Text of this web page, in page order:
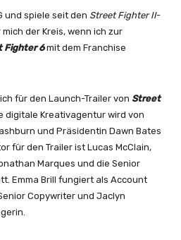
und spiele seit den Street Fighter II-
der Kreis, wenn ich zur
Fighter 6mit dem Franchise
für den Launch-Trailer von Street
digitale Kreativagentur wird von
und Präsidentin Dawn Bates
für den Trailer ist Lucas McClain,
Marques und die Senior
Emma Brill fungiert als Account
Copywriter und Jaclyn